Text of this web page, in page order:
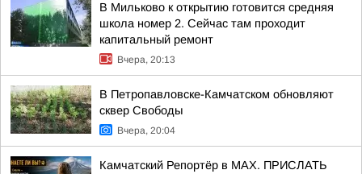
В Мильково к открытию готовится средняя
школа номер 2. Сейчас там проходит
капитальный ремонт
Вчера, 20:13
В Петропавловске-Камчатском обновляют
сквер Свободы
Вчера, 20:04
Камчатский Репортёр в MAX. ПРИСЛАТЬ